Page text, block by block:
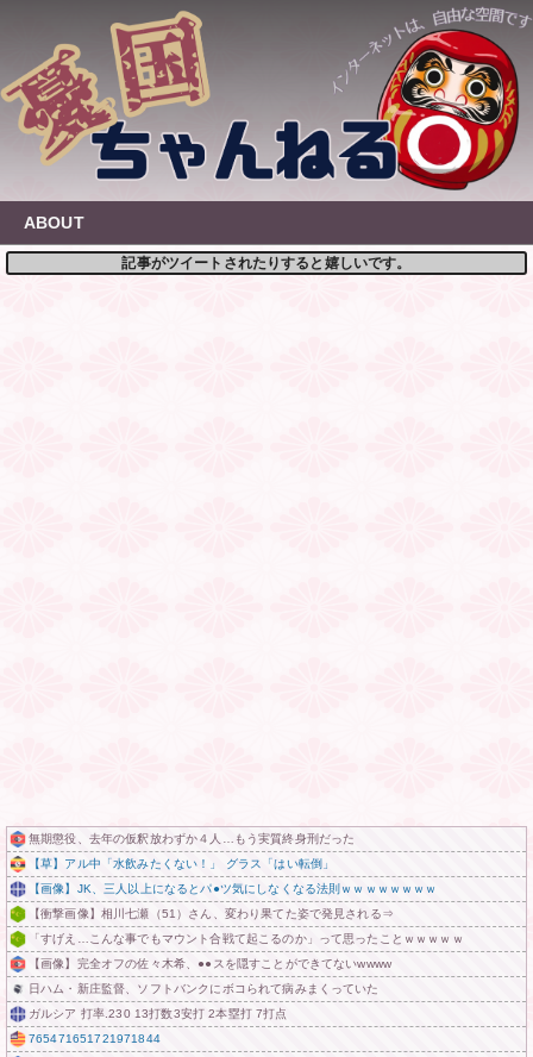
content
ABOUT
記事がツイートされたりすると嬉しいです。
無期懲役、去年の仮釈放わずか４人…もう実質終身刑だった
【草】アル中「水飲みたくない！」 グラス「はい転倒」
【画像】JK、三人以上になるとパ●ツ気にしなくなる法則ｗｗｗｗｗｗｗｗ
【衝撃画像】相川七瀬（51）さん、変わり果てた姿で発見される⇒
「すげえ…こんな事でもマウント合戦て起こるのか」って思ったことｗｗｗｗｗ
【画像】完全オフの佐々木希、●●スを隠すことができてないwwww
日ハム・新庄監督、ソフトバンクにボコられて病みまくっていた
ガルシア 打率.230 13打数3安打 2本塁打 7打点
765471651721971844